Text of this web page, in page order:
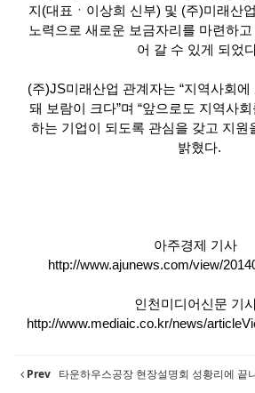
지(대표ㆍ이상희 신부) 및 (주)미래산
노력으로 새로운 보금자리를 마련하
어 갈 수 있게 되었
(주)JS미래산업 관계자는 “지역사회
돼 보람이 크다”며 “앞으로도 지역사
하는 기업이 되도록 관심을 갖고 지원
밝혔다.
아주경제 기사
http://www.ajunews.com/view/
인천미디어신문 기
http://www.mediaic.co.kr/news/
Prev 타운하우스공장 현장설명회 성황리에 끝